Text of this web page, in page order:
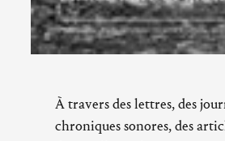
À travers des lettres, des
chroniques sonores, des